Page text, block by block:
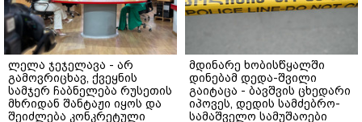
ლელა ჯეჯელავა - არ
გამოვრიცხავ, ქვეყნის
სამჯერ ჩაბნელება რუსეთის
მხრიდან შანტაჟი იყოს და
შეიძლება კონკრეტული
მდინარე ხობისწყალში
დინებამ დედა-შვილი
გაიტაცა - ბავშვის ცხედარი
იპოვეს, დედის სამძებრო-
სამაშველო სამუშაოები